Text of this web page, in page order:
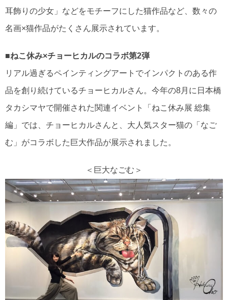
耳飾りの少女」などをモチーフにした猫作品など、数々の
名画×猫作品がたくさん展示されています。
■ねこ休み×チョーヒカルのコラボ第2弾
リアル過ぎるペインティングアートでインパクトのある作
品を創り続けているチョーヒカルさん。今年の8月に日本橋
タカシマヤで開催された関連イベント「ねこ休み展 総集
編」では、チョーヒカルさんと、大人気スター猫の「なご
む」がコラボした巨大作品が展示されました。
＜巨大なごむ＞